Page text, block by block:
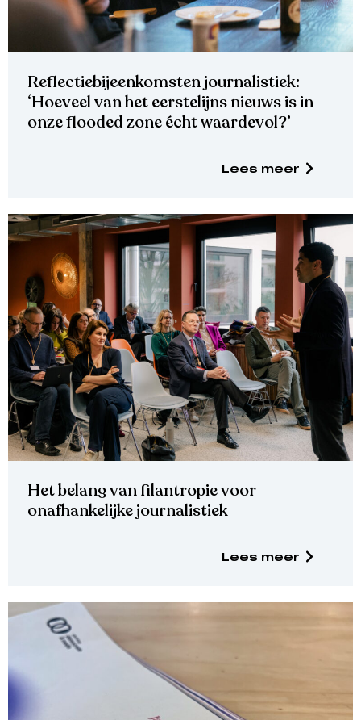
Reflectiebijeenkomsten journalistiek:
‘Hoeveel van het eerstelijns nieuws is in
onze flooded zone écht waardevol?’
Lees meer
Het belang van filantropie voor
onafhankelijke journalistiek
Lees meer